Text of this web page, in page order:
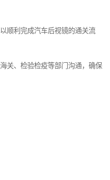
顺利完成汽车后视镜的通关流
关、检验检疫等部门沟通，确保